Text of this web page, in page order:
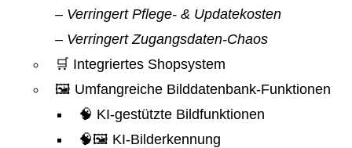
– Verringert Pflege- & Updatekosten
– Verringert Zugangsdaten-Chaos
🛒 Integriertes Shopsystem
🖼️ Umfangreiche Bilddatenbank-Funktionen
🧠 KI-gestützte Bildfunktionen
🧠🖼️ KI-Bilderkennung